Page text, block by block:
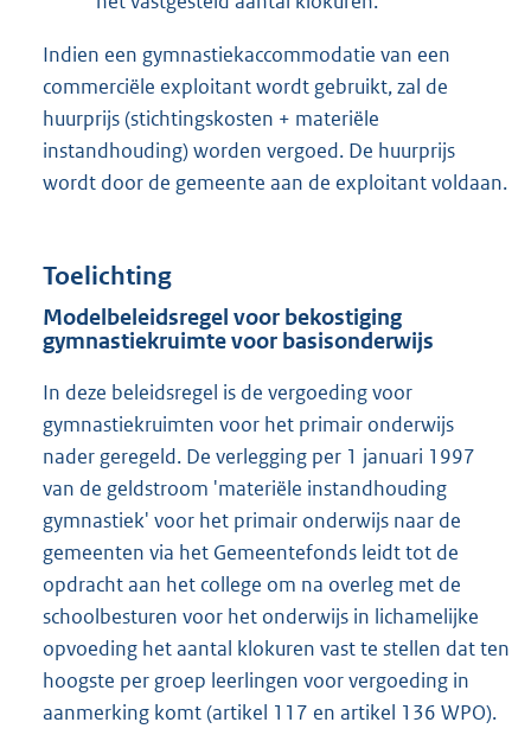
Indien een gymnastiekaccommodatie van een
commerciële exploitant wordt gebruikt, zal de
huurprijs (stichtingskosten + materiële
instandhouding) worden vergoed. De huurprijs
wordt door de gemeente aan de exploitant voldaan.
Toelichting
Modelbeleidsregel voor bekostiging
gymnastiekruimte voor basisonderwijs
In deze beleidsregel is de vergoeding voor
gymnastiekruimten voor het primair onderwijs
nader geregeld. De verlegging per 1 januari 1997
van de geldstroom 'materiële instandhouding
gymnastiek' voor het primair onderwijs naar de
gemeenten via het Gemeentefonds leidt tot de
opdracht aan het college om na overleg met de
schoolbesturen voor het onderwijs in lichamelijke
opvoeding het aantal klokuren vast te stellen dat ten
hoogste per groep leerlingen voor vergoeding in
aanmerking komt (artikel 117 en artikel 136 WPO).